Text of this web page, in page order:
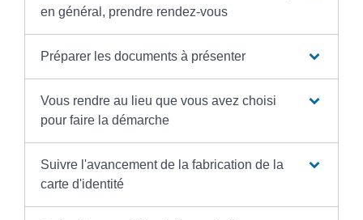
en général, prendre rendez-vous
Préparer les documents à présenter
Vous rendre au lieu que vous avez choisi
pour faire la démarche
Suivre l'avancement de la fabrication de la
carte d'identité